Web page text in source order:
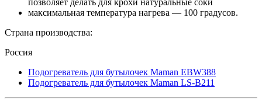
позволяет делать для крохи натуральные соки
максимальная температура нагрева — 100 градусов.
Страна производства:
Россия
Подогреватель для бутылочек Maman EBW388
Подогреватель для бутылочек Maman LS-B211